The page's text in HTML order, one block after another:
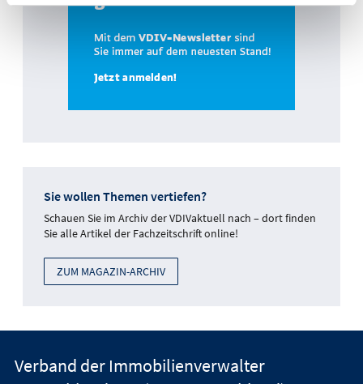
Sie wollen Themen vertiefen?
Schauen Sie im Archiv der VDIVaktuell nach – dort finden
Sie alle Artikel der Fachzeitschrift online!
ZUM MAGAZIN-ARCHIV
Verband der Immobilienverwalter